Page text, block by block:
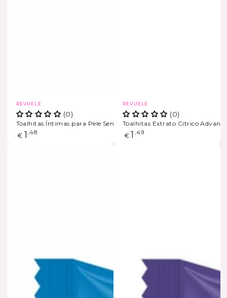
Marca
REVUELE
(0)
Toalhitas Íntimas para Pele Sensível com Ácido Lático
Preço
€ 1 ,48
Marca
REVUELE
(0)
Toalhitas Extrato Cítrico
Preço
€ 1 ,49